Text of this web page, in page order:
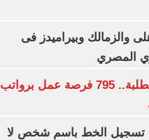
والزمالك وبيراميدز فى
المصري
لجميع المؤهلات والطلبة.. 795 فرصة عمل برواتب
تسجيل الخط باسم شخص لا